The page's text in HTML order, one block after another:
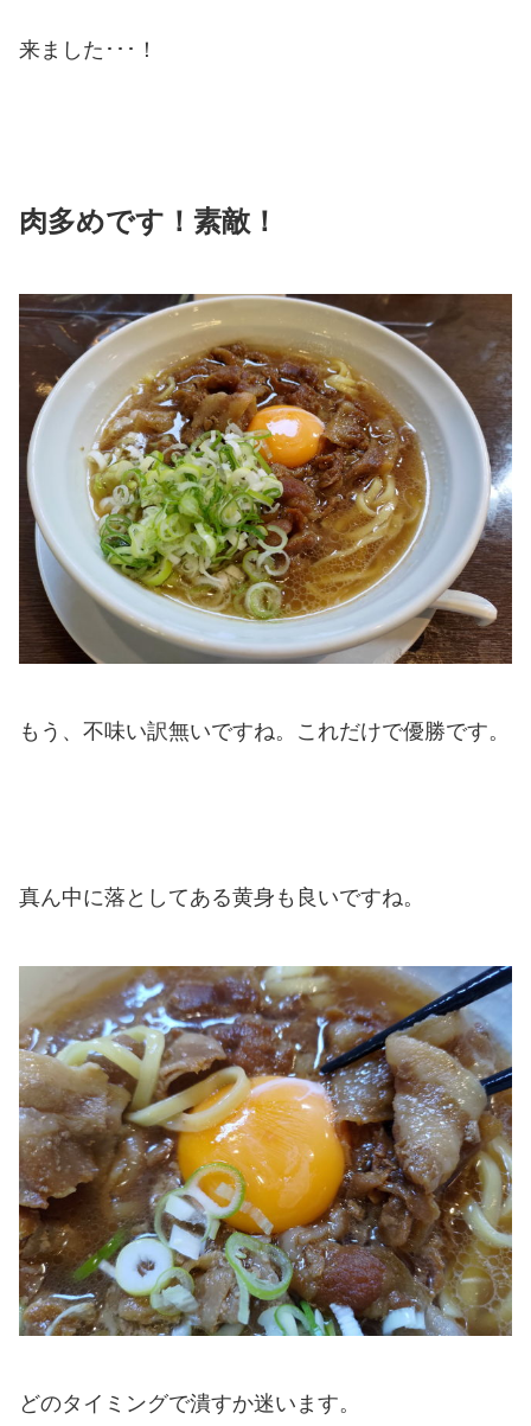
来ました･･･！
肉多めです！素敵！
もう、不味い訳無いですね。これだけで優勝です。
真ん中に落としてある黄身も良いですね。
どのタイミングで潰すか迷います。